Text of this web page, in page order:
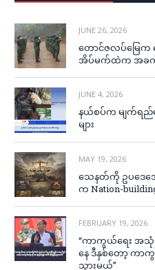
JUNE 26, 2026
တောင်ဇလပ်မြေက
အိပ်မက်ထဲက အခ
JUNE 4, 2026
နယ်စပ်က မျက်ရည်မ
များ
MAY 19, 2026
သေနတ်ကို ဥပဒေအ
က Nation-
FEBRUARY 19, 2026
“ကာကွယ်ရေး အသုံ
နေ ဒီနှစ်တော့ ကာ
သွားမယ်”